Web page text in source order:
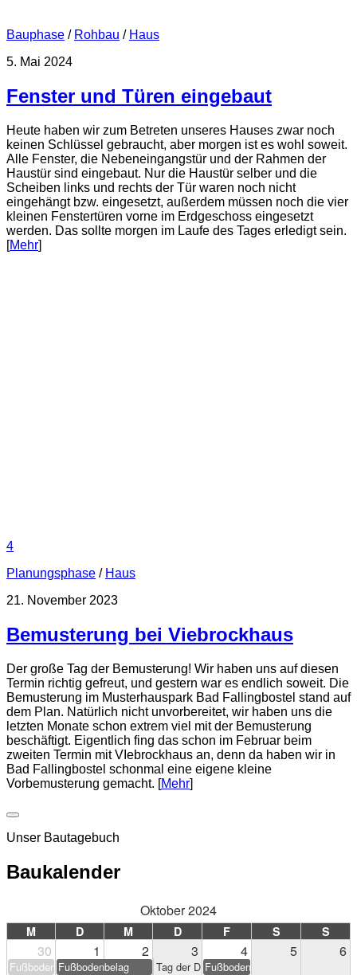
Bauphase / Rohbau / Haus
5. Mai 2024
Fenster und Türen eingebaut
Heute haben wir zum Betreten unseres Hauses zwar noch
keinen Schlüssel gebraucht, aber morgen ist es wohl soweit.
Alle Fenster, die Nebeneingangstür und der Rahmen der
Haustür sind eingebaut. Nur die Haustür selber und die
Scheiben links und rechts der Tür waren noch nicht
eingehängt bzw. eingesetzt, außerdem müssen noch die vier
kleinen Fenstertüren vorne im Erdgeschoss eingesetzt
werden. Das sollte morgen im Laufe des Tages erledigt sein.
[Mehr]
4
Planungsphase / Haus
21. November 2023
Bemusterung bei Viebrockhaus
Der große Tag der Bemusterung! Wir haben uns auf diesen
Termin richtig gefreut, und gestern war es endlich soweit. Die
Bemusterung im Musterhauspark Bad Fallingbostel stand auf
dem Plan. Natürlich nicht unvorbereitet, wir haben uns die
letzten Monate schon extrem viel mit der Bemusterung
beschäftigt. Eigentlich fing das schon im Februar beim
zweiten Termin mit VIebrockhaus an, denn da haben wir in
Bad Fallingbostel schonmal eine eigene kleine
Vorbemusterung gemacht. [Mehr]
Unser Bautagebuch
Baukalender
Oktober 2024
M D M D F S S
30 1 2 3 4 5 6
FußbodenbelagFußbodenbelag Tag der Deutschen Einheit
Fußbodenbelag